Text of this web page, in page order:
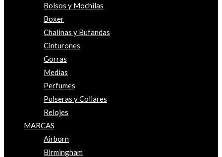
Bolsos y Mochilas
Boxer
Chalinas y Bufandas
Cinturones
Gorras
Medias
Perfumes
Pulseras y Collares
Relojes
MARCAS
Airborn
Birmingham